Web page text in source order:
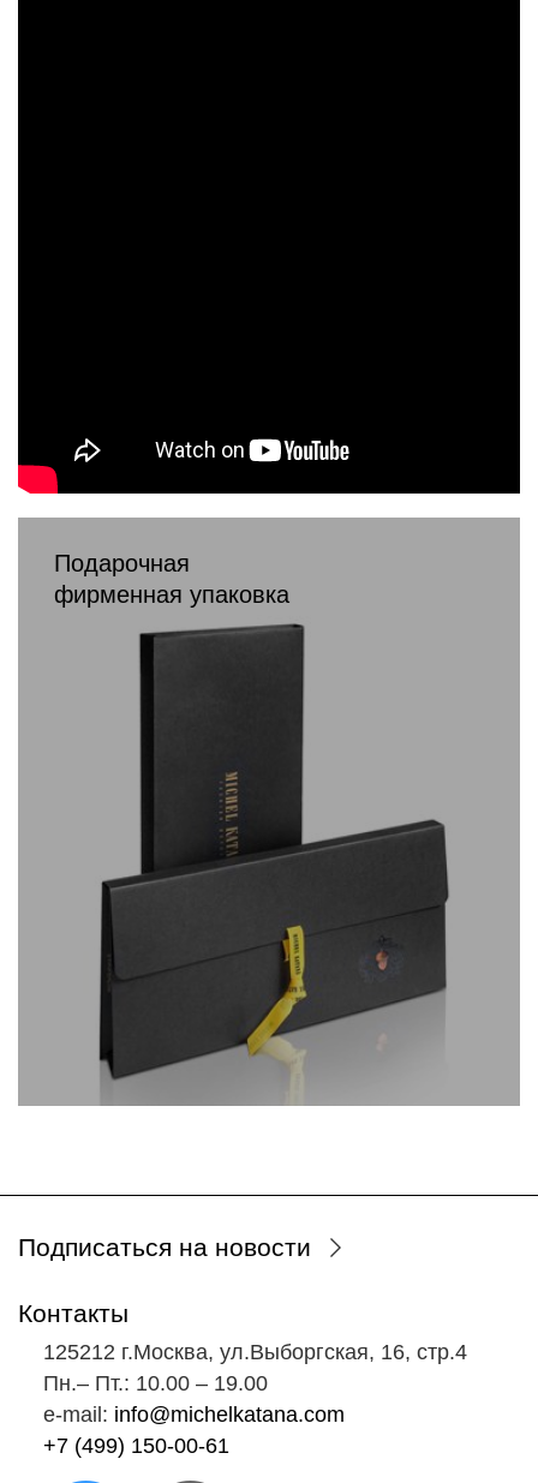
Подарочная
фирменная упаковка
Подписаться на новости
Контакты
125212 г.Москва, ул.Выборгская, 16, стр.4
Пн.‒ Пт.: 10.00 ‒ 19.00
e-mail: info@michelkatana.com
+7 (499) 150-00-61